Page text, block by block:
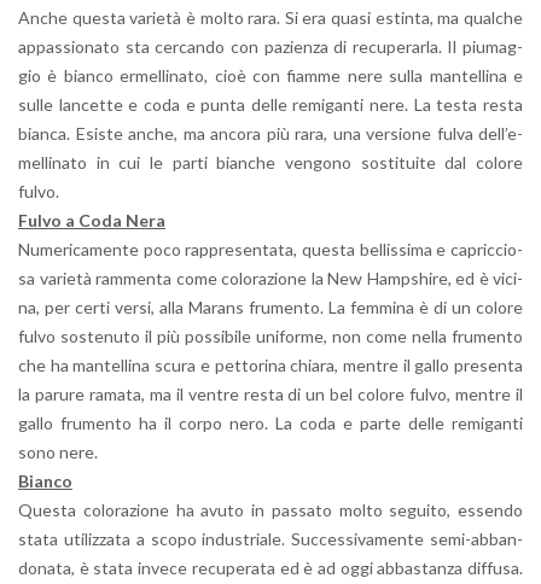
Anche que­sta va­rie­tà è molto rara. Si era quasi estin­ta, ma qual­che
ap­pas­sio­na­to sta cer­can­do con pa­zien­za di re­cu­pe­rar­la. Il piu­mag­
gio è bian­co er­mel­li­na­to, cioè con fiam­me nere sulla man­tel­li­na e
sulle lan­cet­te e coda e punta delle re­mi­gan­ti nere. La testa resta
bian­ca. Esi­ste anche, ma an­co­ra più rara, una ver­sio­ne fulva del­l’e­
mel­li­na­to in cui le parti bian­che ven­go­no so­sti­tui­te dal co­lo­re
fulvo.
Fulvo a Coda Nera
Nu­me­ri­ca­men­te poco rap­pre­sen­ta­ta, que­sta bel­lis­si­ma e ca­pric­cio­
sa va­rie­tà ram­men­ta come co­lo­ra­zio­ne la New Hamp­shi­re, ed è vi­ci­
na, per certi versi, alla Ma­rans fru­men­to. La fem­mi­na è di un co­lo­re
fulvo so­ste­nu­to il più pos­si­bi­le uni­for­me, non come nella fru­men­to
che ha man­tel­li­na scura e pet­to­ri­na chia­ra, men­tre il gallo pre­sen­ta
la pa­ru­re ra­ma­ta, ma il ven­tre resta di un bel co­lo­re fulvo, men­tre il
gallo fru­men­to ha il corpo nero. La coda e parte delle re­mi­gan­ti
sono nere.
Bian­co
Que­sta co­lo­ra­zio­ne ha avuto in pas­sa­to molto se­gui­to, es­sen­do
stata uti­liz­za­ta a scopo in­du­stria­le. Suc­ces­si­va­men­te se­mi-ab­ban­
do­na­ta, è stata in­ve­ce re­cu­pe­ra­ta ed è ad oggi ab­ba­stan­za dif­fu­sa.